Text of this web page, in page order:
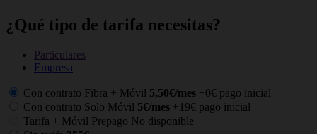
¿Qué tipo de tarifa necesitas?
Particulares
Empresa
Con contrato Fibra + Móvil 5,50€/mes +0€ pago inicial
Con contrato Solo Móvil 5€/mes +19€ pago inicial
Tarifa + Móvil Prepago No disponible